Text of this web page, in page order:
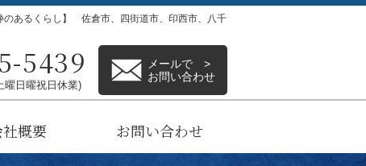
のあるくらし】 佐倉市、四街道市、印西市、八千
5439
曜日曜祝日休業)
メールで >
お問い合わせ
概要 お問い合わせ